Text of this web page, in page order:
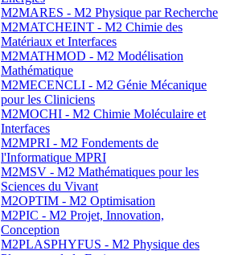
M2MARES - M2 Physique par Recherche
M2MATCHEINT - M2 Chimie des
Matériaux et Interfaces
M2MATHMOD - M2 Modélisation
Mathématique
M2MECENCLI - M2 Génie Mécanique
pour les Cliniciens
M2MOCHI - M2 Chimie Moléculaire et
Interfaces
M2MPRI - M2 Fondements de
l'Informatique MPRI
M2MSV - M2 Mathématiques pour les
Sciences du Vivant
M2OPTIM - M2 Optimisation
M2PIC - M2 Projet, Innovation,
Conception
M2PLASPHYFUS - M2 Physique des